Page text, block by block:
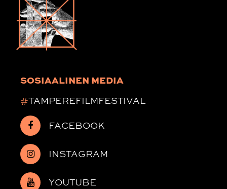
SOSIAALINEN MEDIA
#TAMPEREFILMFESTIVAL
FACEBOOK
INSTAGRAM
YOUTUBE